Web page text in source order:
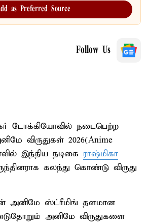
as Preferred Source
Follow Us
டோக்கியோவில் நடைபெற்ற
விருதுகள் 2026(Anime
இந்திய நடிகை ராஷ்மிகா
கலந்து கொண்டு விருது
அனிமே ஸ்ட்ரீமிங் தளமான
அனிமே விருதுகளை